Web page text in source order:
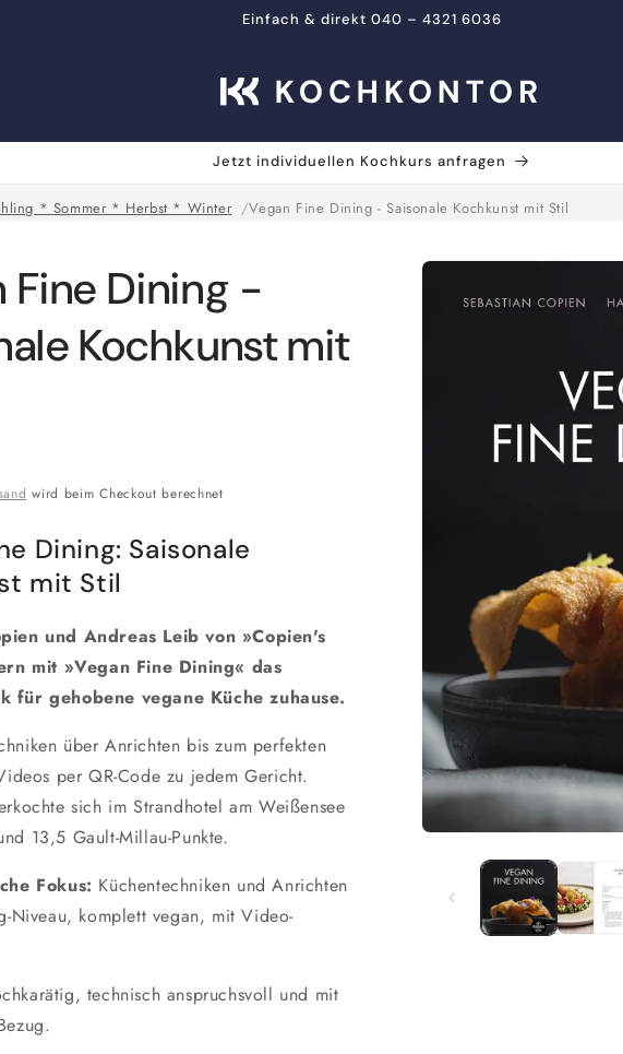
Einfach & direkt 040 – 4321 6036
Jetzt individuellen Kochkurs anfragen
* Sommer * Herbst * Winter Vegan Fine Dining - Saisonale Kochkunst mit Stil
Zu
springen
öffnen
Fine Dining -
Kochkunst mit
wird beim Checkout berechnet
Dining: Saisonale
mit Stil
und Andreas Leib von »Copien's
mit »Vegan Fine Dining« das
für gehobene vegane Küche zuhause.
über Anrichten bis zum perfekten
per QR-Code zu jedem Gericht.
sich im Strandhotel am Weißensee
13,5 Gault-Millau-Punkte.
Fokus: Küchentechniken und Anrichten
Niveau, komplett vegan, mit Video-
technisch anspruchsvoll und mit